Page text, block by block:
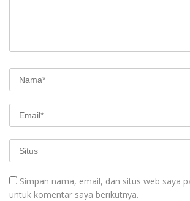
Simpan nama, email, dan situs web saya
untuk komentar saya berikutnya.